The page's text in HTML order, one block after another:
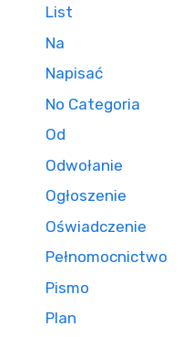
List
Na
Napisać
No Categoria
Od
Odwołanie
Ogłoszenie
Oświadczenie
Pełnomocnictwo
Pismo
Plan